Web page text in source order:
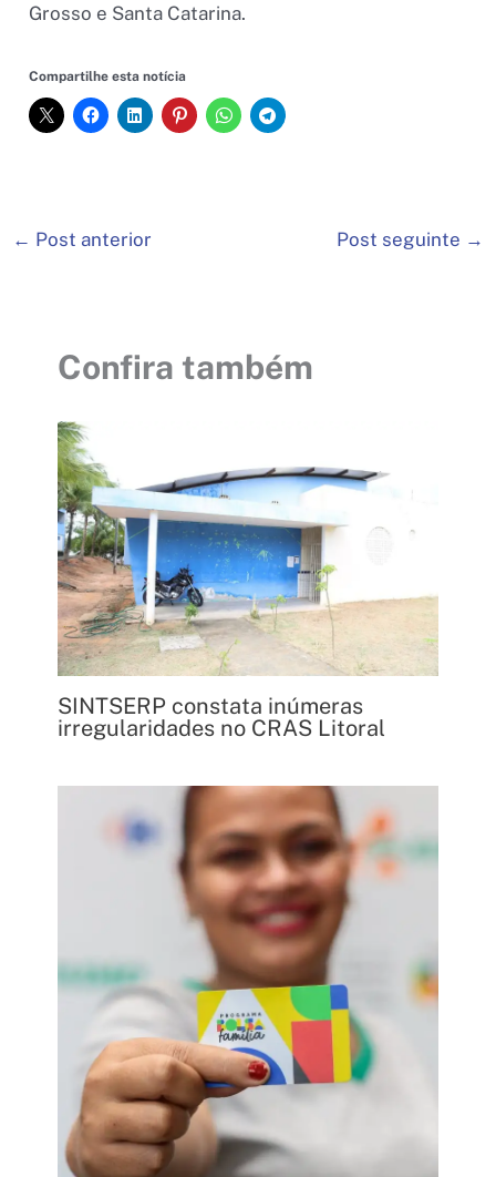
Grosso e Santa Catarina.
Compartilhe esta notícia
← Post anterior Post seguinte →
Confira também
SINTSERP constata inúmeras
irregularidades no CRAS Litoral